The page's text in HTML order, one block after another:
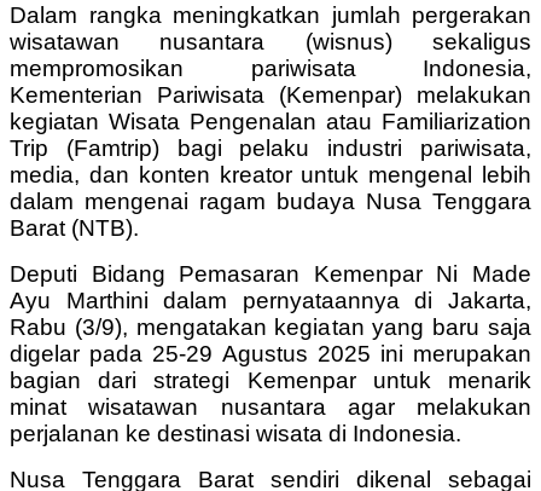
Dalam rangka meningkatkan jumlah pergerakan
wisatawan nusantara (wisnus) sekaligus
mempromosikan pariwisata Indonesia,
Kementerian Pariwisata (Kemenpar) melakukan
kegiatan Wisata Pengenalan atau Familiarization
Trip (Famtrip) bagi pelaku industri pariwisata,
media, dan konten kreator untuk mengenal lebih
dalam mengenai ragam budaya Nusa Tenggara
Barat (NTB).
Deputi Bidang Pemasaran Kemenpar Ni Made
Ayu Marthini dalam pernyataannya di Jakarta,
Rabu (3/9), mengatakan kegiatan yang baru saja
digelar pada 25-29 Agustus 2025 ini merupakan
bagian dari strategi Kemenpar untuk menarik
minat wisatawan nusantara agar melakukan
perjalanan ke destinasi wisata di Indonesia.
Nusa Tenggara Barat sendiri dikenal sebagai